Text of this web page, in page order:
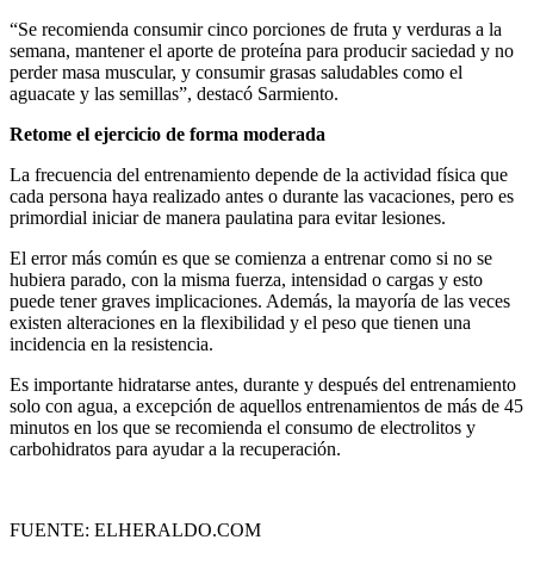
“Se recomienda consumir cinco porciones de fruta y verduras a la
semana, mantener el aporte de proteína para producir saciedad y no
perder masa muscular, y consumir grasas saludables como el
aguacate y las semillas”, destacó Sarmiento.
Retome el ejercicio de forma moderada
La frecuencia del entrenamiento depende de la actividad física que
cada persona haya realizado antes o durante las vacaciones, pero es
primordial iniciar de manera paulatina para evitar lesiones.
El error más común es que se comienza a entrenar como si no se
hubiera parado, con la misma fuerza, intensidad o cargas y esto
puede tener graves implicaciones. Además, la mayoría de las veces
existen alteraciones en la flexibilidad y el peso que tienen una
incidencia en la resistencia.
Es importante hidratarse antes, durante y después del entrenamiento
solo con agua, a excepción de aquellos entrenamientos de más de 45
minutos en los que se recomienda el consumo de electrolitos y
carbohidratos para ayudar a la recuperación.
FUENTE: ELHERALDO.COM